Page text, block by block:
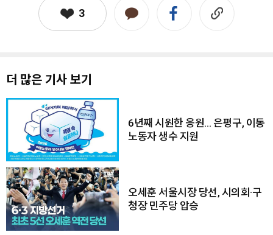
3
더 많은 기사 보기
6년째 시원한 응원… 은평구, 이동
노동자 생수 지원
오세훈 서울시장 당선, 시의회·구
청장 민주당 압승